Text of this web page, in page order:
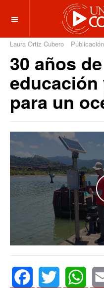
OFF CANVAS
Laura Ortiz Cubero
30 años
para un